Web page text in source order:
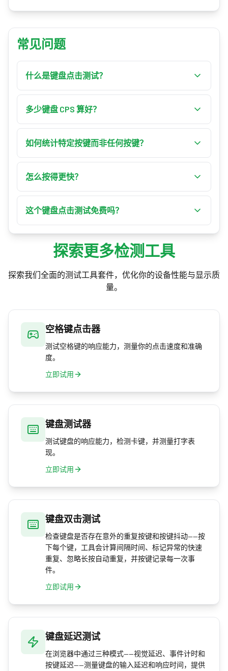
常见问题
什么是键盘点击测试？
键盘点击测试会统计你按下按键的次数，并以每
秒点击次数（CPS）测量你的速度。你可以统计任
计算出你的 CPS。
多少键盘 CPS 算好？
单键点按时，1–4 CPS 为入门，5–7 CPS 为熟练，8
–10 CPS 为专家，11+ CPS 为大师级。在一个键上交
如何统计特定按键而非任何按键？
将模式从“任何按键”切换为“特定按键”，按下“按键”
按钮，再轻点你想追踪的键。此后只有该键计入
怎么按得更快？
在同一个键上交替使用两根手指（打鼓式）以几
乎翻倍的速度，放松手部并让手指发力。以 5–10
盘，并追求稳定节奏而非单次狂按。
这个键盘点击测试免费吗？
器中运行，无需下载或注册。你的最佳成绩会按
按键和时长保存在你自己的设备上。
探索更多检测工具
探索我们全面的测试工具套件，优化你的设备性能与显示质
量。
空格键点击器
测试空格键的响应能力，测量你的点击速度和准确
度。
立即试用
键盘测试器
测试键盘的响应能力，检测卡键，并测量打字表
现。
立即试用
键盘双击测试
检查键盘是否存在意外的重复按键和按键抖动——按
下每个键，工具会计算间隔时间、标记异常的快速
重复、忽略长按自动重复，并按键记录每一次事
件。
立即试用
键盘延迟测试
在浏览器中通过三种模式——视觉延迟、事件计时和
按键延迟——测量键盘的输入延迟和响应时间，提供